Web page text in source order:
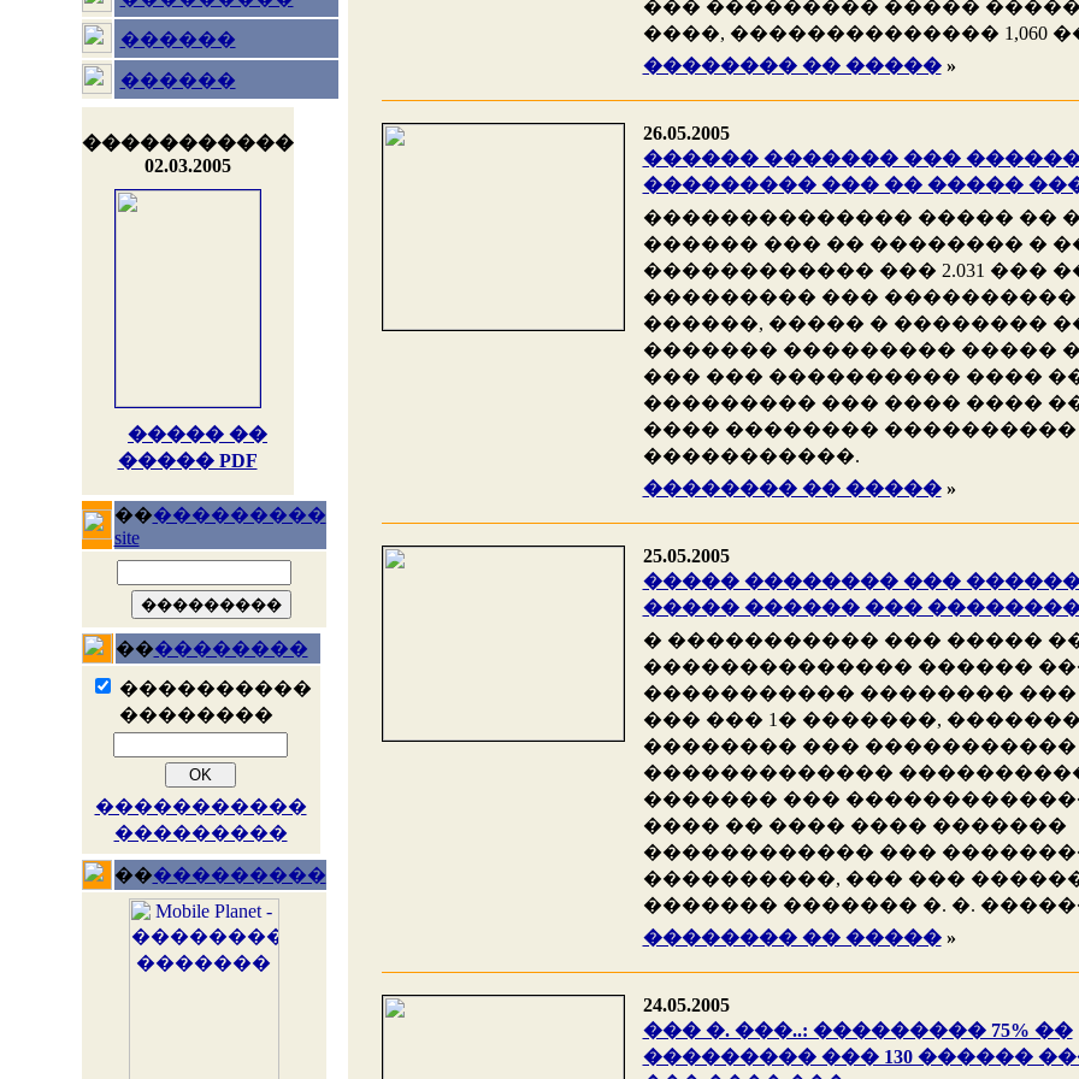
������
������
�����������
02.03.2005
����� ��
����� PDF
�����������
site
����������
����������
��������
�����������
���������
�����������
��� ��������� �����
����, �������������� 1,060
�������� �� �����»
26.05.2005
������ ������� ���
��������� ��� �� �����
�������������� ����� ��
������ ��� �� �������� �
������������ ��� 2.031 ���
��������� ��� ����������
������, ����� � ��������
������� ��������� �����
��� ��� ���������� ����
��������� ��� ���� ����
���� �������� ����������
�����������.
�������� �� �����»
25.05.2005
����� �������� ���
����� ������ ���
� ����������� ��� �����
�������������� ������
����������� ��������
��� ��� 1� �������,
�������� ��� �����������
�������������
������� ���
���� �� ���� ���� �������
������������ ���
����������, ��� ���
������� ������� �. �.
�������� �� �����»
24.05.2005
��� �. ���..: ��������� 75% ��
��������� ��� 130 ������